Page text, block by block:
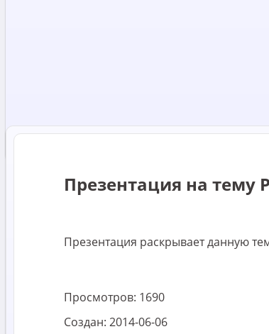
Презентация на тему
Презентация раскрывает данную
Просмотров: 1690
Создан: 2014-06-06